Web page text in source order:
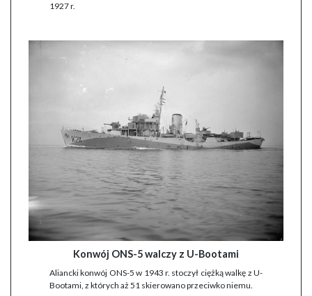
1927 r.
Konwój ONS-5 walczy z U-Bootami
Aliancki konwój ONS-5 w 1943 r. stoczył ciężką walkę z U-
Bootami, z których aż 51 skierowano przeciwko niemu.